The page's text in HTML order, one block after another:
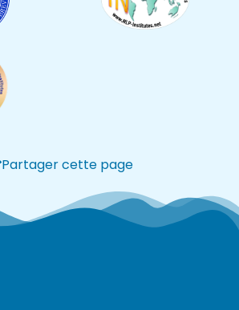
Partager cette page